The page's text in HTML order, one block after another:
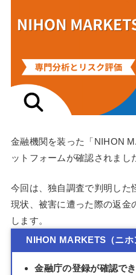
金融機関を装った「NIHON
ットフォームが確認されまし
今回は、独自調査で判明した
現状、被害に遭った際の返金
します。
NIHON MARKETS（ニ
金融庁の登録が確認で